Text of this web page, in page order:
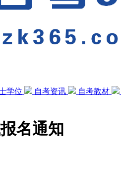
学位 自考资讯 自考教材
名通知